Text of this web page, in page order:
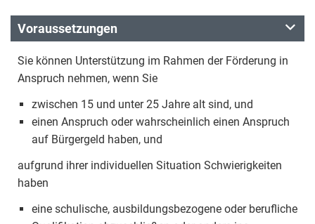
Voraussetzungen
Sie können Unterstützung im Rahmen der Förderung in
Anspruch nehmen, wenn Sie
zwischen 15 und unter 25 Jahre alt sind, und
einen Anspruch oder wahrscheinlich einen Anspruch
auf Bürgergeld haben, und
aufgrund ihrer individuellen Situation Schwierigkeiten
haben
eine schulische, ausbildungsbezogene oder berufliche